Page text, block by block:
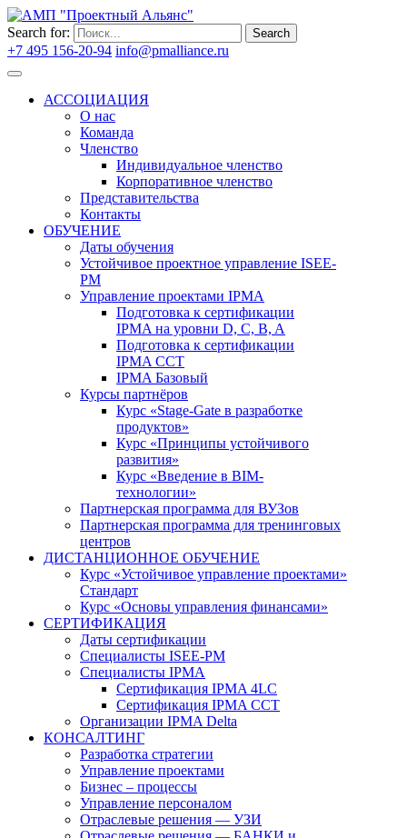
Search for: Search
+7 495 156-20-94 info@pmalliance.ru
АССОЦИАЦИЯ
О нас
Команда
Членство
Индивидуальное членство
Корпоративное членство
Представительства
Контакты
ОБУЧЕНИЕ
Даты обучения
Устойчивое проектное управление ISEE-
PM
Управление проектами IPMA
Подготовка к сертификации
IPMA на уровни D, C, B, A
Подготовка к сертификации
IPMA CCT
IPMA Базовый
Курсы партнёров
Курс «Stage-Gate в разработке
продуктов»
Курс «Принципы устойчивого
развития»
Курс «Введение в BIM-
технологии»
Партнерская программа для ВУЗов
Партнерская программа для тренинговых
центров
ДИСТАНЦИОННОЕ ОБУЧЕНИЕ
Курс «Устойчивое управление проектами»
Стандарт
Курс «Основы управления финансами»
СЕРТИФИКАЦИЯ
Даты сертификации
Специалисты ISEE-PM
Специалисты IPMA
Сертификация IPMA 4LC
Сертификация IPMA CCT
Организации IPMA Delta
КОНСАЛТИНГ
Разработка стратегии
Управление проектами
Бизнес – процессы
Управление персоналом
Отраслевые решения — УЗИ